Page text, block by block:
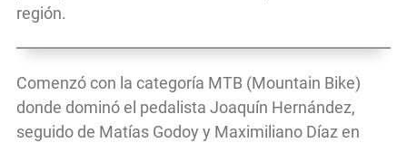
región.
Comenzó con la categoría MTB (Mountain Bike)
donde dominó el pedalista Joaquín Hernández,
seguido de Matías Godoy y Maximiliano Díaz en